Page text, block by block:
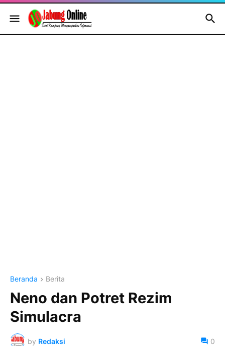
Beranda Berita
Neno dan Potret Rezim
Simulacra
by Redaksi 0